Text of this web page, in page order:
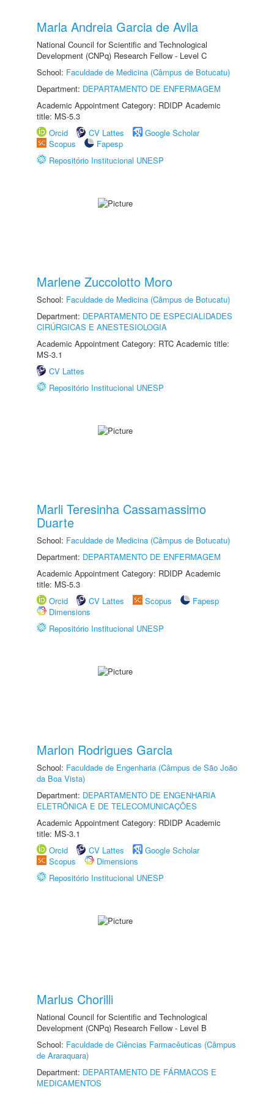
Marla Andreia Garcia de Avila
National Council for Scientific and Technological
Development (CNPq) Research Fellow - Level C
School: Faculdade de Medicina (Câmpus de Botucatu)
Department: DEPARTAMENTO DE ENFERMAGEM
Academic Appointment Category: RDIDP Academic
title: MS-5.3
Orcid
CV Lattes
Google Scholar
Scopus
Fapesp
Repositório Institucional UNESP
Marlene Zuccolotto Moro
School: Faculdade de Medicina (Câmpus de Botucatu)
Department: DEPARTAMENTO DE ESPECIALIDADES
CIRÚRGICAS E ANESTESIOLOGIA
Academic Appointment Category: RTC Academic title:
MS-3.1
CV Lattes
Repositório Institucional UNESP
Marli Teresinha Cassamassimo
Duarte
School: Faculdade de Medicina (Câmpus de Botucatu)
Department: DEPARTAMENTO DE ENFERMAGEM
Academic Appointment Category: RDIDP Academic
title: MS-5.3
Orcid
CV Lattes Scopus
Fapesp
Dimensions
Repositório Institucional UNESP
Marlon Rodrigues Garcia
School: Faculdade de Engenharia (Câmpus de São João
da Boa Vista)
Department: DEPARTAMENTO DE ENGENHARIA
ELETRÔNICA E DE TELECOMUNICAÇÕES
Academic Appointment Category: RDIDP Academic
title: MS-3.1
Orcid
CV Lattes
Google Scholar
Scopus
Dimensions
Repositório Institucional UNESP
Marlus Chorilli
National Council for Scientific and Technological
Development (CNPq) Research Fellow - Level B
School: Faculdade de Ciências Farmacêuticas (Câmpus
de Araraquara)
Department: DEPARTAMENTO DE FÁRMACOS E
MEDICAMENTOS